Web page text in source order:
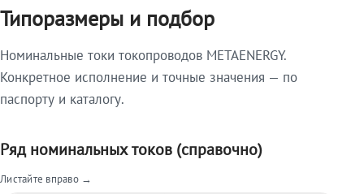
Типоразмеры и подбор
Номинальные токи токопроводов METAENERGY.
Конкретное исполнение и точные значения — по
паспорту и каталогу.
Ряд номинальных токов (справочно)
Листайте вправо →